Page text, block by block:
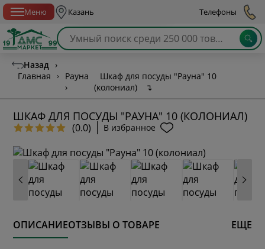
Меню Казань Телефоны
Назад ›
Главная
›
Рауна
›
Шкаф для посуды "Рауна" 10
(колониал)
↴
ШКАФ ДЛЯ ПОСУДЫ "РАУНА" 10 (КОЛОНИАЛ)
(0.0) В избранное
ОПИСАНИЕОТЗЫВЫ О ТОВАРЕ ЕЩЕ